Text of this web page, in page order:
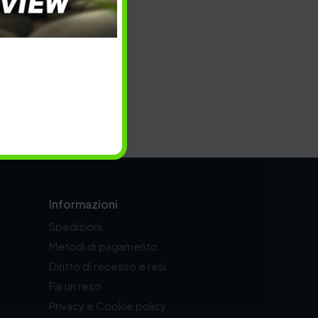
Informazioni
Spedizioni
Metodi di pagamento
Diritto di recesso e resi
Fai un reso
Privacy e Cookie policy